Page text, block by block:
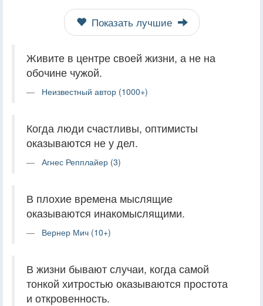
Показать лучшие
Живите в центре своей жизни, а не на
обочине чужой.
Неизвестный автор (1000+)
Когда люди счастливы, оптимисты
оказываются не у дел.
Агнес Репплайер (3)
В плохие времена мыслящие
оказываются инакомыслящими.
Вернер Мич (10+)
В жизни бывают случаи, когда самой
тонкой хитростью оказываются простота
и откровенность.